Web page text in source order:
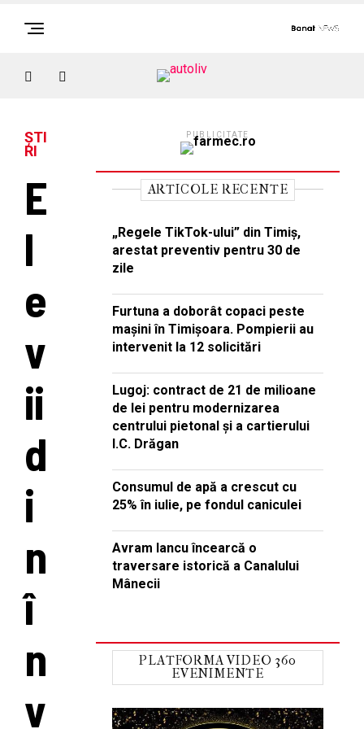
ȘTI
RI
E
l
e
v
ii
d
i
n
î
n
v
PUBLICITATE
ARTICOLE RECENTE
„Regele TikTok-ului” din Timiș,
arestat preventiv pentru 30 de
zile
Furtuna a doborât copaci peste
mașini în Timișoara. Pompierii au
intervenit la 12 solicitări
Lugoj: contract de 21 de milioane
de lei pentru modernizarea
centrului pietonal și a cartierului
I.C. Drăgan
Consumul de apă a crescut cu
25% în iulie, pe fondul caniculei
Avram Iancu încearcă o
traversare istorică a Canalului
Mânecii
PLATFORMA VIDEO 360
EVENIMENTE